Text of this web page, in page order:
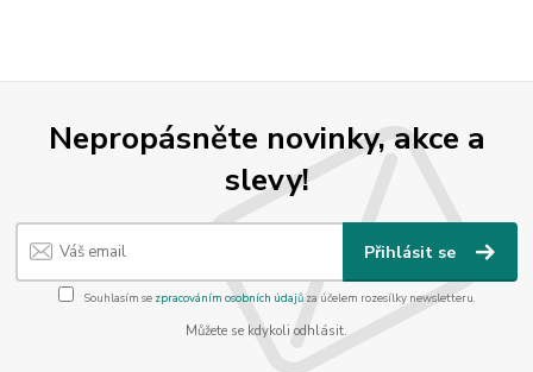
Nepropásněte novinky, akce a
slevy!
Přihlásit se
Souhlasím se zpracováním osobních údajůza účelem rozesílky newsletteru.
Můžete se kdykoli odhlásit.